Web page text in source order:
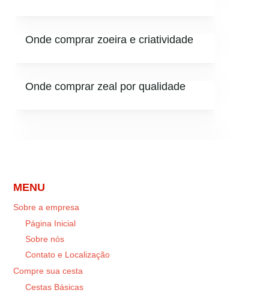
Onde comprar zoeira e criatividade
Onde comprar zeal por qualidade
MENU
Sobre a empresa
Página Inicial
Sobre nós
Contato e Localização
Compre sua cesta
Cestas Básicas